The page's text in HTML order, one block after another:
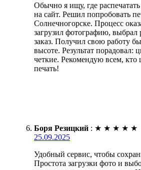
Обычно я ищу, где
на сайт. Решил попробовать
Солнечногорске. Процесс
загрузил фотографию, выбрал
заказ. Получил свою работу
высоте. Результат порадовал:
четкие. Рекомендую всем, кто
печать!
Боря Резицкий : ★ ★ ★ ★ ★
25.09.2025
Удобный сервис, чтобы
Простота загрузки фото и